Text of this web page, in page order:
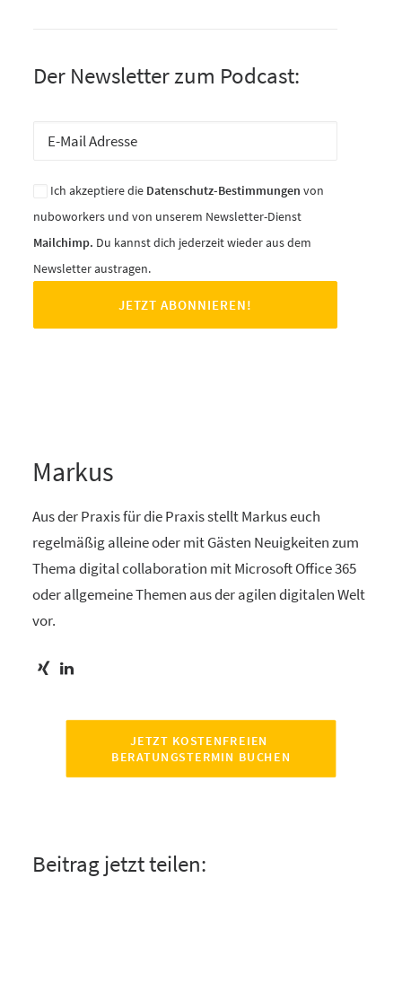
Der Newsletter zum Podcast:
Ich akzeptiere die Datenschutz-Bestimmungen von
nuboworkers und von unserem Newsletter-Dienst
Mailchimp. Du kannst dich jederzeit wieder aus dem
Newsletter austragen.
Markus
Aus der Praxis für die Praxis stellt Markus euch
regelmäßig alleine oder mit Gästen Neuigkeiten zum
Thema digital collaboration mit Microsoft Office 365
oder allgemeine Themen aus der agilen digitalen Welt
vor.
JETZT KOSTENFREIEN
BERATUNGSTERMIN BUCHEN
Beitrag jetzt teilen: